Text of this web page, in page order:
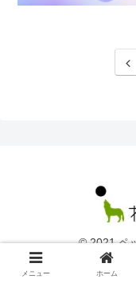
前
© 2021 ペ
メニュー ホーム